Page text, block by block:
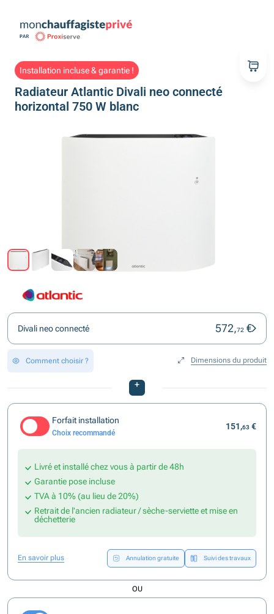
Installation incluse & garantie !
Radiateur Atlantic Divali neo connecté
horizontal 750 W blanc
Divali neo connecté 572,72 €
Comment choisir ? Dimensions du produit
+
Forfait installation
Choix recommandé
151,63 €
Livré et installé chez vous à partir de 48h
Garantie pose incluse
TVA à 10% (au lieu de 20%)
Retrait de l'ancien radiateur / sèche-serviette et mise en
déchetterie
En savoir plus Annulation gratuite Suivi des travaux
OU